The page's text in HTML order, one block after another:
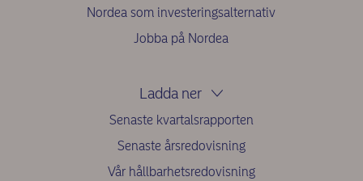
Nordea som investeringsalternativ
Jobba på Nordea
Ladda ner
Senaste kvartalsrapporten
Senaste årsredovisning
Vår hållbarhetsredovisning